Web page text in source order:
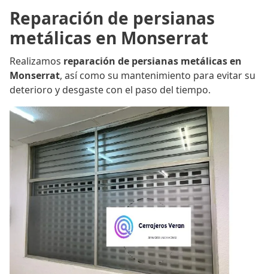
Reparación de persianas
metálicas en Monserrat
Realizamos reparación de persianas metálicas en
Monserrat, así como su mantenimiento para evitar su
deterioro y desgaste con el paso del tiempo.